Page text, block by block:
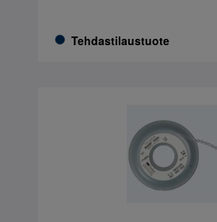
Tehdastilaustuote